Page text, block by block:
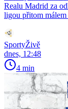
Realu Madrid za
ligou přitom málem
SportyŽivě
dnes, 12:48
4 min